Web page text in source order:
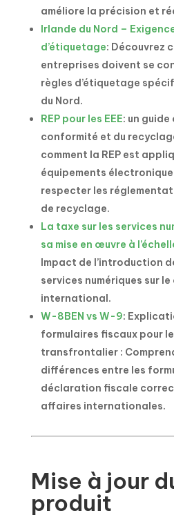
améliore la précision et
Irlande du Nord –
d’étiquetage: Découvrez
entreprises doivent se
règles d’étiquetage
du Nord.
REP pour les EEE: un
conformité et du
comment la REP est
équipements
respecter les
de recyclage.
La taxe sur les services
sa mise en œuvre à
Impact de l’introduction
services numériques sur le
international.
W-8BEN vs W-9:
formulaires fiscaux pour
transfrontalier :
différences entre les
déclaration fiscale
affaires internationales.
Mise à jour
produit